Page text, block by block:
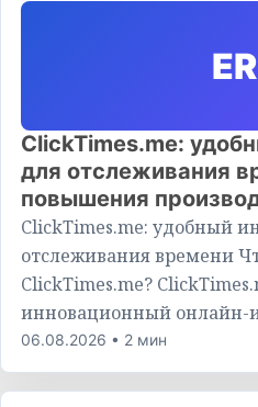
ER
ClickTimes.me:
для отслеживания
повышения
ClickTimes.me: удобный
отслеживания времени
ClickTimes.me?
инновационный онлайн-
06.08.2026 • 2 мин